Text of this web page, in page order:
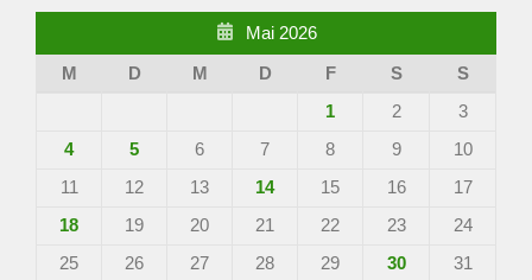
Mai 2026
M D M D F S
S
1
2
3
4
5 6 7 8 9
10
11
12 13 14 15 16
17
18
19 20 21 22 23
24
25
26 27 28 29 30
31